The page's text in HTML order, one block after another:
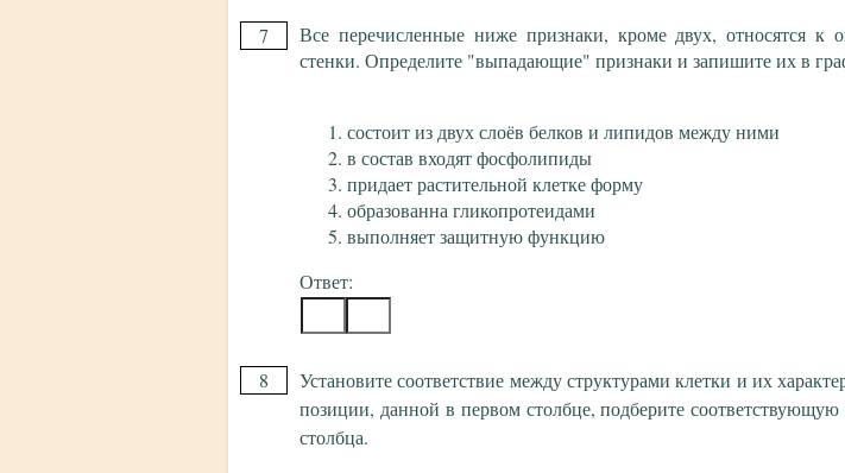
7
Все перечисленные ниже признаки, кроме двух, относятся к
стенки. Определите "выпадающие" признаки и запишите их в
состоит из двух слоёв белков и липидов между ними
в состав входят фосфолипиды
придает растительной клетке форму
образованна гликопротеидами
выполняет защитную функцию
Ответ:
8
Установите соответствие между структурами клетки и их
позиции, данной в первом столбце, подберите
столбца.